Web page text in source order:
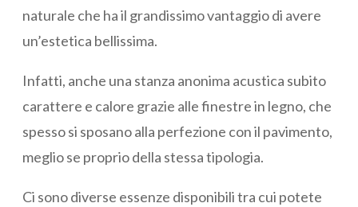
naturale che ha il grandissimo vantaggio di avere
un’estetica bellissima.
Infatti, anche una stanza anonima acustica subito
carattere e calore grazie alle finestre in legno, che
spesso si sposano alla perfezione con il pavimento,
meglio se proprio della stessa tipologia.
Ci sono diverse essenze disponibili tra cui potete